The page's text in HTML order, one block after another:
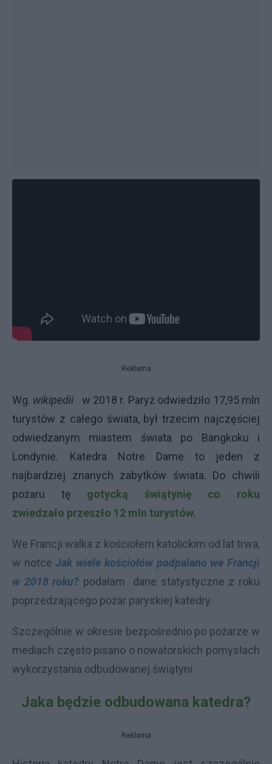
Reklama
Wg. wikipedii
w 2018 r. Paryż odwiedziło 17,95 mln
turystów z całego świata, był trzecim najczęściej
odwiedzanym miastem świata po Bangkoku i
Londynie. Katedra Notre Dame to jeden z
najbardziej znanych zabytków świata. Do chwili
pożaru tę gotycką świątynię co roku
zwiedzało przeszło 12 mln turystów.
We Francji walka z kościołem katolickim od lat trwa,
w notceJak wiele kościołów podpalano we Francji
w 2018 roku? podałam dane statystyczne z roku
poprzedzającego pożar paryskiej katedry.
Szczególnie w okresie bezpośrednio po pożarze w
mediach często pisano o nowatorskich pomysłach
wykorzystania odbudowanej świątyni.
Jaka będzie odbudowana katedra?
Reklama